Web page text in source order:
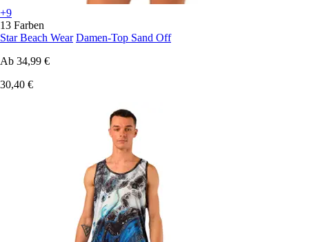
+9
13 Farben
Star Beach Wear Damen-Top Sand Off
Ab 34,99 €
30,40 €